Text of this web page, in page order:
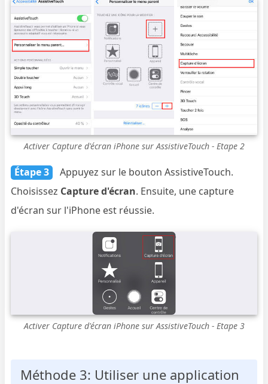
Activer Capture d'écran iPhone sur AssistiveTouch - Etape 2
Étape 3
Appuyez sur le bouton AssistiveTouch.
Choisissez Capture d'écran. Ensuite, une capture
d'écran sur l'iPhone est réussie.
Activer Capture d'écran iPhone sur AssistiveTouch - Etape 3
Méthode 3: Utiliser une application